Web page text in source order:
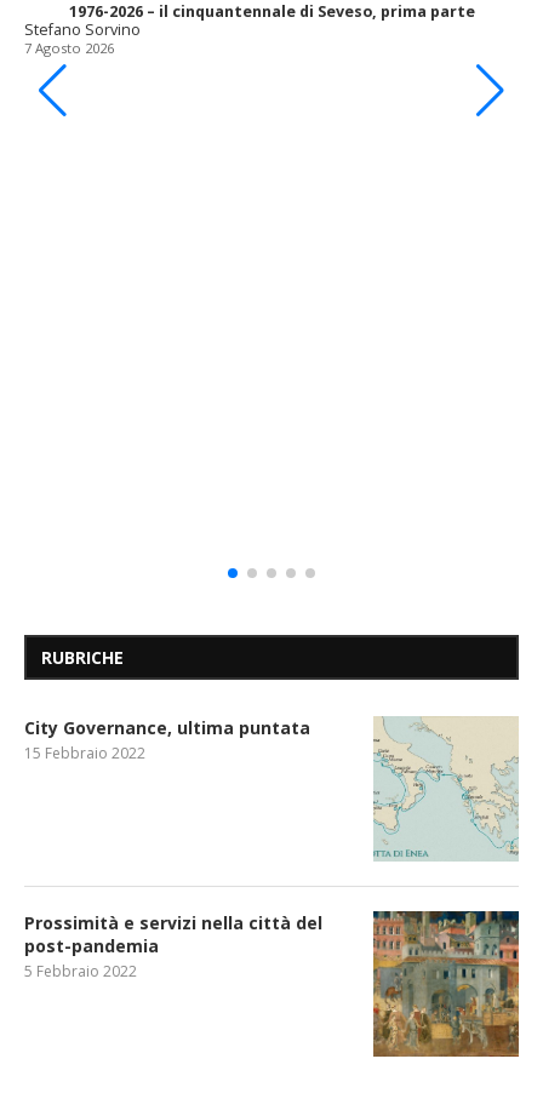
1976-2026 – il cinquantennale di Seveso, prima parte
Stefano Sorvino
7 Agosto 2026
RUBRICHE
City Governance, ultima puntata
15 Febbraio 2022
Prossimità e servizi nella città del
post-pandemia
5 Febbraio 2022